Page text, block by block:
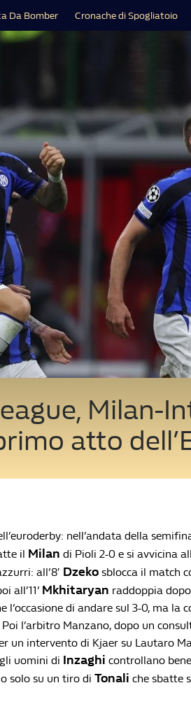
Da Bomber Cronache di Spogliatoio
Milan-
atto
nell’andata della
il Milan di Pioli 2-0 e si avvicina
all’8′ Dzeko sblocca il match
all’11’ Mkhitaryan raddoppia
l’occasione di andare sul 3-0, ma la
l’arbitro Manzano, dopo un
un intervento di Kjaer su Lautaro
uomini di Inzaghi controllano
solo su un tiro di Tonali che sbatte